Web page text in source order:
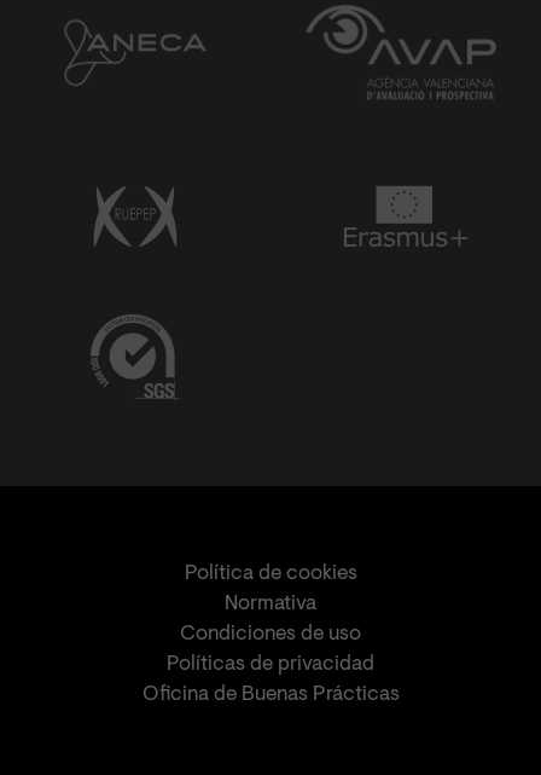
Política de cookies
Normativa
Condiciones de uso
Políticas de privacidad
Oficina de Buenas Prácticas